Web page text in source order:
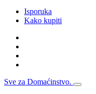
Isporuka
Kako kupiti
Sve za Domaćinstvo.